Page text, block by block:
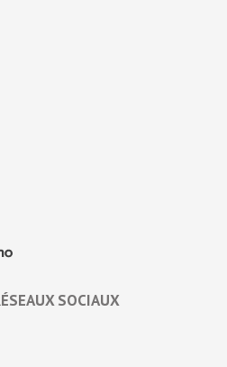
SOCIAUX